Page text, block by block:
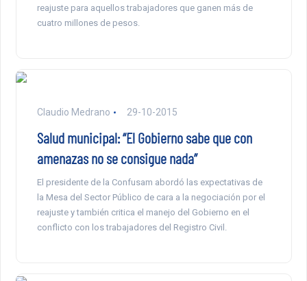
reajuste para aquellos trabajadores que ganen más de
cuatro millones de pesos.
Claudio Medrano 29-10-2015
Salud municipal: “El Gobierno sabe que con
amenazas no se consigue nada”
El presidente de la Confusam abordó las expectativas de
la Mesa del Sector Público de cara a la negociación por el
reajuste y también critica el manejo del Gobierno en el
conflicto con los trabajadores del Registro Civil.